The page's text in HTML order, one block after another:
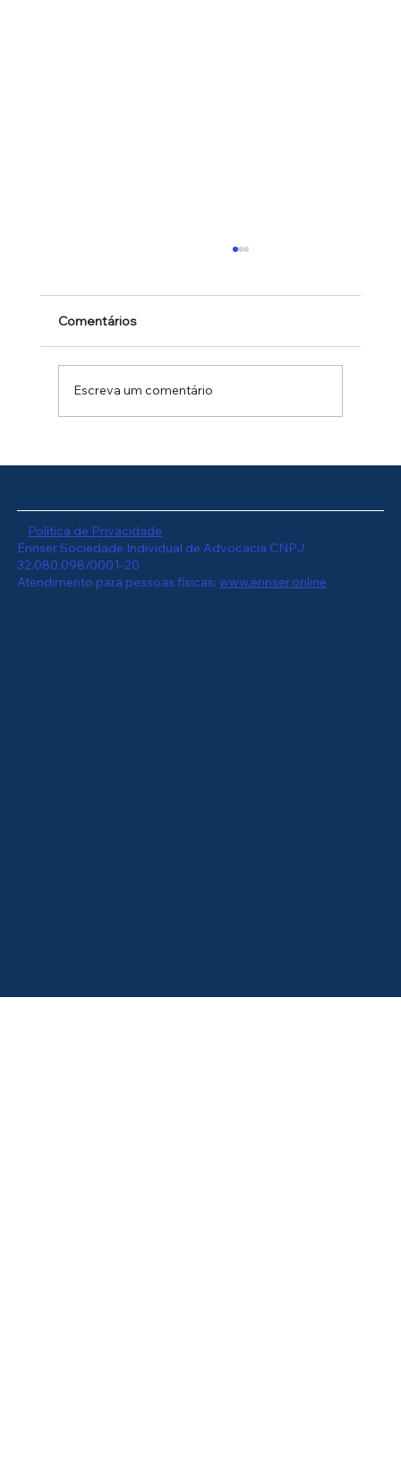
Um incidente de segurança da informação
porte — desde uma PME que teve seu
servidor invadido até uma empresa que
Comentários
Escreva um comentário
Política de Privacidade
Ennser Sociedade Individual de Advocacia CNPJ
32.080.098/0001-20
Atendimento para pessoas físicas:www.ennser.online